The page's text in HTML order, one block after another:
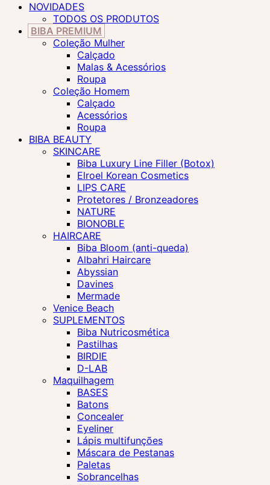
NOVIDADES
TODOS OS PRODUTOS
BIBA PREMIUM
Coleção Mulher
Calçado
Malas & Acessórios
Roupa
Coleção Homem
Calçado
Acessórios
Roupa
BIBA BEAUTY
SKINCARE
Biba Luxury Line Filler (Botox)
Elroel Korean Cosmetics
LIPS CARE
Protetores / Bronzeadores
NATURE
BIONOBLE
HAIRCARE
Biba Bloom (anti-queda)
Albahri Haircare
Abyssian
Davines
Mermade
Venice Beach
SUPLEMENTOS
Biba Nutricosmética
Pastilhas
BIRDIE
D-LAB
Maquilhagem
BASES
Batons
Concealer
Eyeliner
Lápis multifunções
Máscara de Pestanas
Paletas
Sobrancelhas